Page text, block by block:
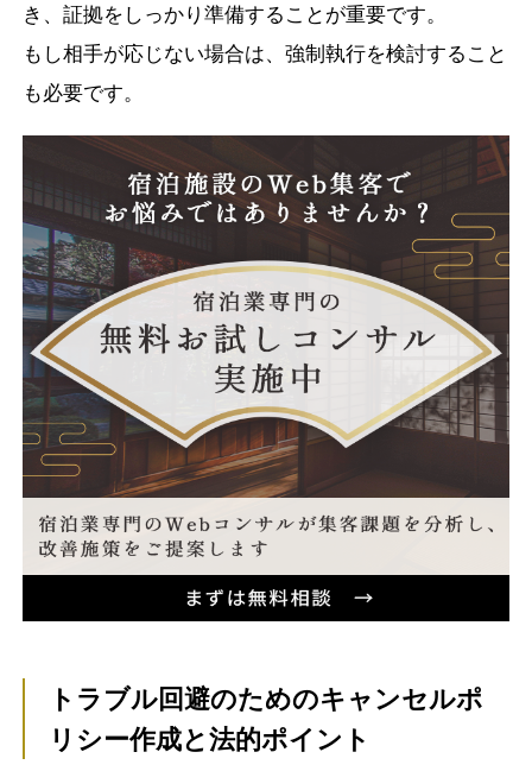
き、証拠をしっかり準備することが重要です。
もし相手が応じない場合は、強制執行を検討すること
も必要です。
トラブル回避のためのキャンセルポ
リシー作成と法的ポイント